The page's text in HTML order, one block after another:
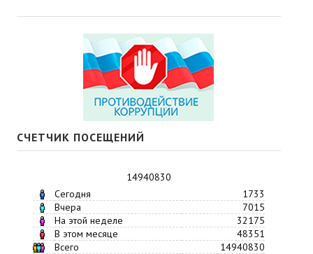
СЧЕТЧИК ПОСЕЩЕНИЙ
14940830
Сегодня
1733
Вчера
7015
На этой неделе
32175
В этом месяце
48351
Всего
14940830